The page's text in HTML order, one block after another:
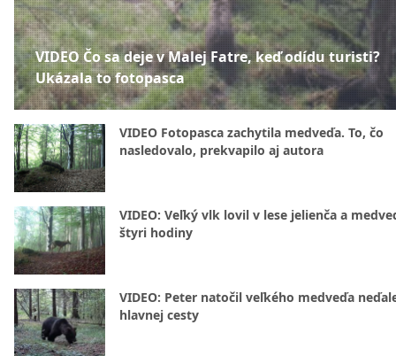
VIDEO Čo sa deje v Malej Fatre, keď odídu turisti?
Ukázala to fotopasca
VIDEO Fotopasca zachytila medveďa. To, čo
nasledovalo, prekvapilo aj autora
VIDEO: Veľký vlk lovil v lese jelienča a
štyri hodiny
VIDEO: Peter natočil veľkého medveďa
hlavnej cesty